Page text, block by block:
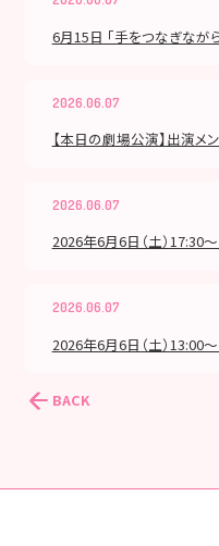
6月15日 「手をつなぎなが
2026.06.07
【本日の劇場公演】出演メ
2026.06.07
2026年6月6日（土）17:30～
2026.06.07
2026年6月6日（土）13:00～
BACK